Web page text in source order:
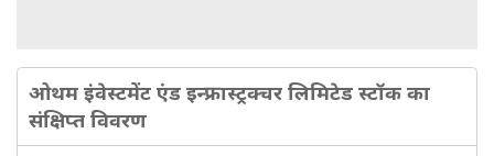
ओथम इंवेस्टमेंट एंड इन्फ्रास्ट्रक्चर लिमिटेड स्टॉक का
संक्षिप्त विवरण